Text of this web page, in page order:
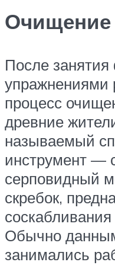
Очищение
После
упражнениями
процесс
древние
называемый
инструмент —
серповидный
скребок,
соскабливания
Обычно
занимались